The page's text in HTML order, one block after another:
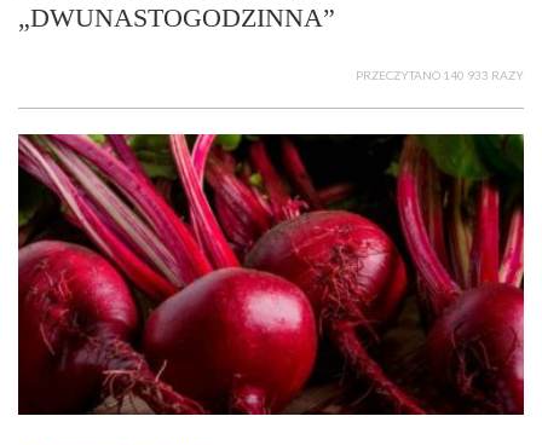
„DWUNASTOGODZINNA”
PRZECZYTANO 140 933 RAZY